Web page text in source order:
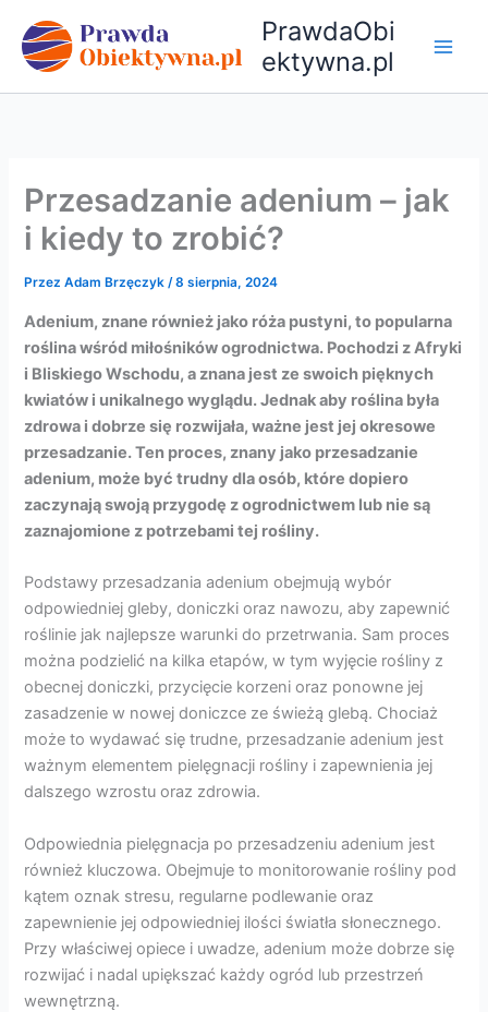
treści
PrawdaObi
ektywna.pl
Przesadzanie adenium – jak
i kiedy to zrobić?
PrzezAdam Brzęczyk/8 sierpnia, 2024
Adenium, znane również jako róża pustyni, to popularna
roślina wśród miłośników ogrodnictwa. Pochodzi z Afryki
i Bliskiego Wschodu, a znana jest ze swoich pięknych
kwiatów i unikalnego wyglądu. Jednak aby roślina była
zdrowa i dobrze się rozwijała, ważne jest jej okresowe
przesadzanie. Ten proces, znany jako przesadzanie
adenium, może być trudny dla osób, które dopiero
zaczynają swoją przygodę z ogrodnictwem lub nie są
zaznajomione z potrzebami tej rośliny.
Podstawy przesadzania adenium obejmują wybór
odpowiedniej gleby, doniczki oraz nawozu, aby zapewnić
roślinie jak najlepsze warunki do przetrwania. Sam proces
można podzielić na kilka etapów, w tym wyjęcie rośliny z
obecnej doniczki, przycięcie korzeni oraz ponowne jej
zasadzenie w nowej doniczce ze świeżą glebą. Chociaż
może to wydawać się trudne, przesadzanie adenium jest
ważnym elementem pielęgnacji rośliny i zapewnienia jej
dalszego wzrostu oraz zdrowia.
Odpowiednia pielęgnacja po przesadzeniu adenium jest
również kluczowa. Obejmuje to monitorowanie rośliny pod
kątem oznak stresu, regularne podlewanie oraz
zapewnienie jej odpowiedniej ilości światła słonecznego.
Przy właściwej opiece i uwadze, adenium może dobrze się
rozwijać i nadal upiększać każdy ogród lub przestrzeń
wewnętrzną.